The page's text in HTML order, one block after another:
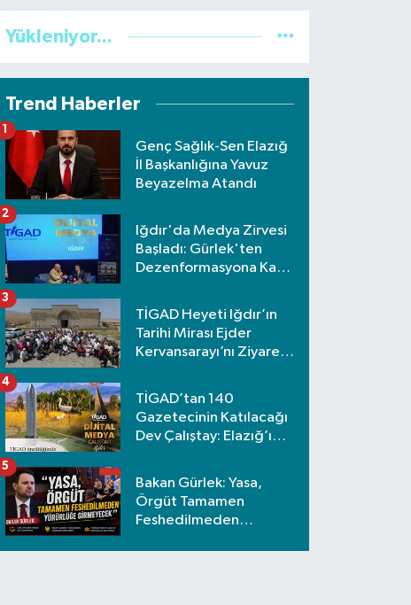
Yükleniyor...
Trend Haberler
Genç Sağlık-Sen Elazığ
İl Başkanlığına Yavuz
Beyazelma Atandı
1
Iğdır'da Medya Zirvesi
Başladı: Gürlek'ten
Dezenformasyona Karşı
2
TİGAD Heyeti Iğdır’ın
Tarihi Mirası Ejder
Kervansarayı’nı Ziyaret
3
TİGAD’tan 140
Gazetecinin Katılacağı
Dev Çalıştay: Elazığ’ı
4
Bakan Gürlek: Yasa,
Örgüt Tamamen
Feshedilmeden
5